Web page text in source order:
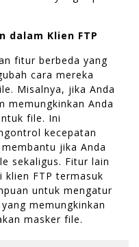
dalam Klien FTP
fitur berbeda yang
cara mereka
Misalnya, jika Anda
memungkinkan Anda
file. Ini
kecepatan
jika Anda
sekaligus. Fitur lain
klien FTP termasuk
untuk mengatur
memungkinkan
masker file.